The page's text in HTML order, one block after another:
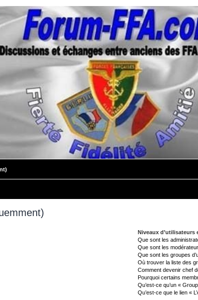
Niveaux d’utilisateurs
Que sont les
Que sont les
Que sont les groupes
Où trouver la liste des
Comment devenir chef
Pourquoi certains
Qu’est-ce qu’un «
Qu’est-ce que le lien «